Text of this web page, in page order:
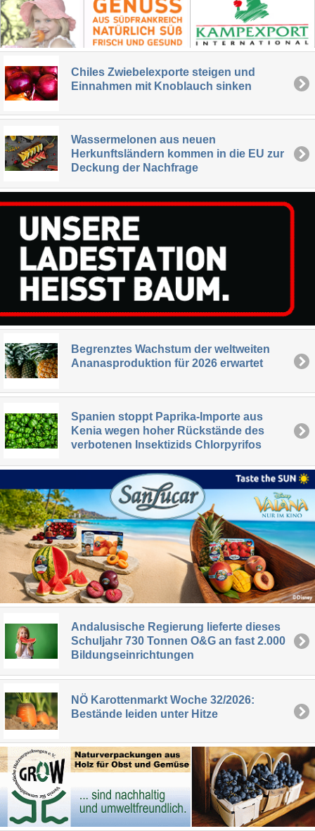
Chiles Zwiebelexporte steigen und
Einnahmen mit Knoblauch sinken
Wassermelonen aus neuen
Herkunftsländern kommen in die EU zur
Deckung der Nachfrage
Begrenztes Wachstum der weltweiten
Ananasproduktion für 2026 erwartet
Spanien stoppt Paprika-Importe aus
Kenia wegen hoher Rückstände des
verbotenen Insektizids Chlorpyrifos
Andalusische Regierung lieferte dieses
Schuljahr 730 Tonnen O&G an fast 2.000
Bildungseinrichtungen
NÖ Karottenmarkt Woche 32/2026:
Bestände leiden unter Hitze